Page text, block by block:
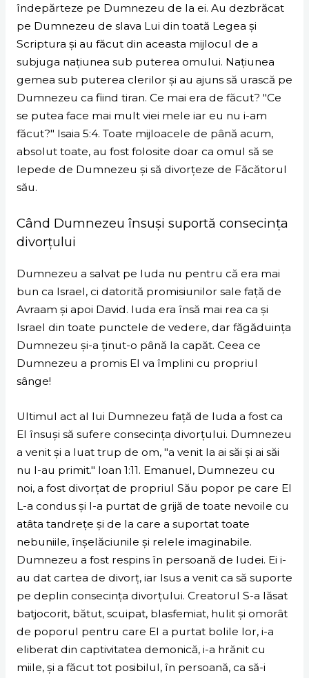
îndepărteze pe Dumnezeu de la ei. Au dezbrăcat
pe Dumnezeu de slava Lui din toată Legea și
Scriptura și au făcut din aceasta mijlocul de a
subjuga națiunea sub puterea omului. Națiunea
gemea sub puterea clerilor și au ajuns să urască pe
Dumnezeu ca fiind tiran. Ce mai era de făcut? "Ce
se putea face mai mult viei mele iar eu nu i-am
făcut?" Isaia 5:4. Toate mijloacele de până acum,
absolut toate, au fost folosite doar ca omul să se
lepede de Dumnezeu și să divorțeze de Făcătorul
său.
Când Dumnezeu însuși suportă consecința
divorțului
Dumnezeu a salvat pe Iuda nu pentru că era mai
bun ca Israel, ci datorită promisiunilor sale față de
Avraam și apoi David. Iuda era însă mai rea ca și
Israel din toate punctele de vedere, dar făgăduința
Dumnezeu și-a ținut-o până la capăt. Ceea ce
Dumnezeu a promis El va împlini cu propriul
sânge!
Ultimul act al lui Dumnezeu față de Iuda a fost ca
El însuși să sufere consecința divorțului. Dumnezeu
a venit și a luat trup de om, "a venit la ai săi și ai săi
nu l-au primit." Ioan 1:11. Emanuel, Dumnezeu cu
noi, a fost divorțat de propriul Său popor pe care El
L-a condus și I-a purtat de grijă de toate nevoile cu
atâta tandrețe și de la care a suportat toate
nebuniile, înșelăciunile și relele imaginabile.
Dumnezeu a fost respins în persoană de Iudei. Ei i-
au dat cartea de divorț, iar Isus a venit ca să suporte
pe deplin consecința divorțului. Creatorul S-a lăsat
batjocorit, bătut, scuipat, blasfemiat, hulit și omorât
de poporul pentru care El a purtat bolile lor, i-a
eliberat din captivitatea demonică, i-a hrănit cu
miile, și a făcut tot posibilul, în persoană, ca să-i